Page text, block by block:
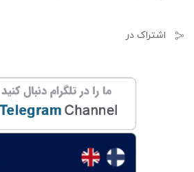
اشتراک در